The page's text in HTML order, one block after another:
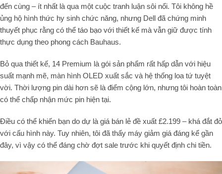
đến cùng – ít nhất là qua một cuộc tranh luận sôi nổi. Tôi không hề
ủng hộ hình thức hy sinh chức năng, nhưng Dell đã chứng minh
thuyết phục rằng có thể táo bạo với thiết kế mà vẫn giữ được tính
thực dụng theo phong cách Bauhaus.
Bỏ qua thiết kế, 14 Premium là gói sản phẩm rất hấp dẫn với hiệu
suất mạnh mẽ, màn hình OLED xuất sắc và hệ thống loa tứ tuyệt
vời. Thời lượng pin dài hơn sẽ là điểm cộng lớn, nhưng tôi hoàn toàn
có thể chấp nhận mức pin hiện tại.
Điều có thể khiến bạn do dự là giá bán lẻ đề xuất £2.199 – khá đắt đỏ
với cấu hình này. Tuy nhiên, tôi đã thấy máy giảm giá đáng kể gần
đây, vì vậy có thể đáng chờ đợt sale trước khi quyết định chi tiền.